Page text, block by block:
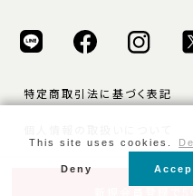
新規会員登録で
特定商取引法に基づく表記
ご利用規約
This site uses cookies.
Deny